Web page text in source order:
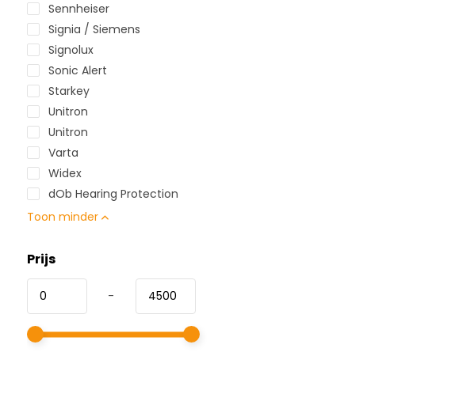
Sennheiser
Signia / Siemens
Signolux
Sonic Alert
Starkey
Unitron
Unitron
Varta
Widex
dOb Hearing Protection
Toon minder
Prijs
-